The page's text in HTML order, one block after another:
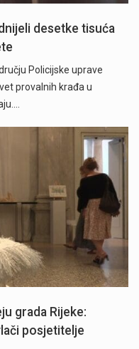
desetke tisuća
Policijske uprave
provalnih krađa u
grada Rijeke:
posjetitelje